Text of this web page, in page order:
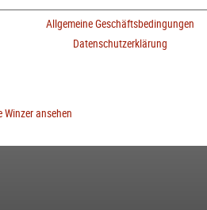
Allgemeine Geschäftsbedingungen
Datenschutzerklärung
Winzer ansehen